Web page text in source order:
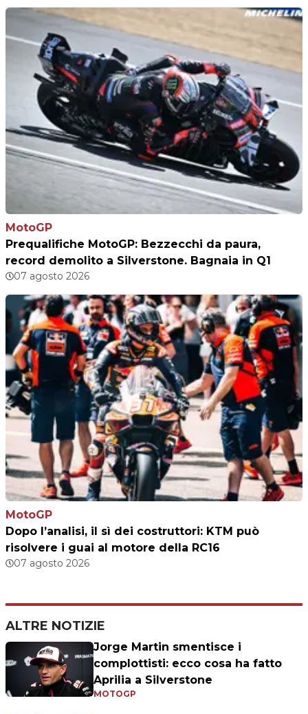
MotoGP
Prequalifiche MotoGP: Bezzecchi da paura,
record demolito a Silverstone. Bagnaia in Q1
07 agosto 2026
MotoGP
Dopo l’analisi, il sì dei costruttori: KTM può
risolvere i guai al motore della RC16
07 agosto 2026
ALTRE NOTIZIE
Jorge Martin smentisce i
complottisti: ecco cosa ha fatto
Aprilia a Silverstone
MOTOGP